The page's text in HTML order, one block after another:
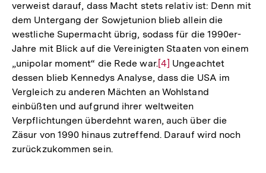
verweist darauf, dass Macht stets relativ ist: Denn mit
dem Untergang der Sowjetunion blieb allein die
westliche Supermacht übrig, sodass für die 1990er-
Jahre mit Blick auf die Vereinigten Staaten von einem
„unipolar moment“ die Rede war.Zur
Auflösung
der
Fußnote
[4] Ungeachtet
dessen blieb Kennedys Analyse, dass die USA im
Vergleich zu anderen Mächten an Wohlstand
einbüßten und aufgrund ihrer weltweiten
Verpflichtungen überdehnt waren, auch über die
Zäsur von 1990 hinaus zutreffend. Darauf wird noch
zurückzukommen sein.